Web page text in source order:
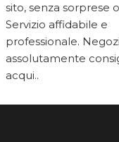
sito, senza sorprese
Servizio affidabile e
professionale.
assolutamente
acqui..